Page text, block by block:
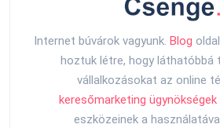
Internet búvárok vagyunk. Blog
hoztuk létre, hogy láthatóbbá
vállalkozásokat az online
keresőmarketing ügynökségek
eszközeinek a